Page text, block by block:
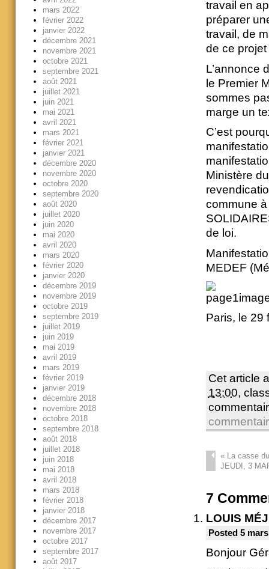
travail en
préparer
travail, de
de ce projet
L’annonce
le Premier
sommes
marge un
C’est
Ministère
commune
de loi.
MEDEF
Paris, le 29
Cet article
13:00,
«La casse
JEUDI, 3
7
LOUIS
Posted 5
Bonjour
mars 2022
février 2022
janvier 2022
décembre 2021
novembre 2021
octobre 2021
septembre 2021
août 2021
juillet 2021
juin 2021
mai 2021
avril 2021
mars 2021
février 2021
janvier 2021
décembre 2020
novembre 2020
octobre 2020
septembre 2020
août 2020
juillet 2020
juin 2020
mai 2020
avril 2020
mars 2020
février 2020
janvier 2020
décembre 2019
novembre 2019
octobre 2019
septembre 2019
juillet 2019
juin 2019
mai 2019
avril 2019
mars 2019
février 2019
janvier 2019
décembre 2018
novembre 2018
octobre 2018
septembre 2018
août 2018
juillet 2018
juin 2018
mai 2018
avril 2018
mars 2018
février 2018
janvier 2018
décembre 2017
novembre 2017
octobre 2017
septembre 2017
août 2017